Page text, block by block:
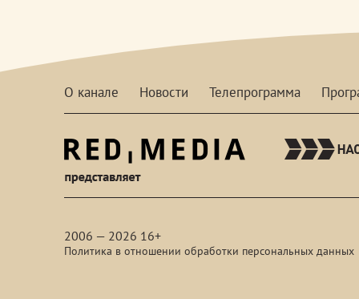
О канале Новости Телепрограмма
2006 — 2026 16+
Политика в отношении обработки персональных данных